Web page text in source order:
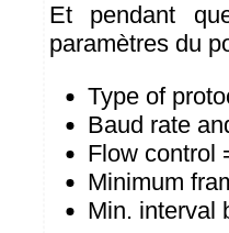
Et pendant
paramètres du
Type of
Baud rate
Flow control
Minimum
Min. interval